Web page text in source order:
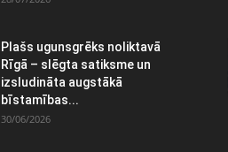
Plašs ugunsgrēks noliktavā
Rīgā – slēgta satiksme un
izsludināta augstākā
bīstamības...
30/06/2026